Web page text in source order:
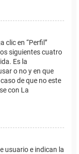
clic en “Perfil”
siguientes cuatro
Es la
o no y en que
de que no este
con La
usuario e indican la